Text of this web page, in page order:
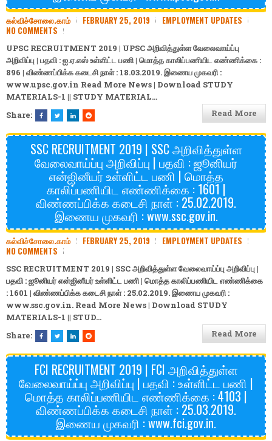
கல்விச்சோலை.காம் FEBRUARY 25, 2019
EMPLOYMENT UPDATES
NO COMMENTS
UPSC RECRUITMENT 2019 | UPSC அறிவித்துள்ள வேலைவாய்ப்பு
அறிவிப்பு | பதவி : ஐ.ஏ.எஸ் உள்ளிட்ட பணி | மொத்த காலிப்பணியிட எண்ணிக்கை :
896 | விண்ணப்பிக்க கடைசி நாள் : 18.03.2019. இணைய முகவரி :
www.upsc.gov.in Read More News | Download STUDY
MATERIALS-1 || STUDY MATERIAL…
Share:
Read More
SSC RECRUITMENT 2019 | SSC அறிவித்துள்ள
வேலைவாய்ப்பு அறிவிப்பு | பதவி : ஜூனியர்
என்ஜினீயர் உள்ளிட்ட பணி | மொத்த
காலிப்பணியிட எண்ணிக்கை : 1601 |
விண்ணப்பிக்க கடைசி நாள் : 25.02.2019.
இணைய முகவரி : www.ssc.gov.in.
கல்விச்சோலை.காம் FEBRUARY 25, 2019
EMPLOYMENT UPDATES
NO COMMENTS
SSC RECRUITMENT 2019 | SSC அறிவித்துள்ள வேலைவாய்ப்பு அறிவிப்பு |
பதவி : ஜூனியர் என்ஜினீயர் உள்ளிட்ட பணி | மொத்த காலிப்பணியிட எண்ணிக்கை
: 1601 | விண்ணப்பிக்க கடைசி நாள் : 25.02.2019. இணைய முகவரி :
www.ssc.gov.in. Read More News | Download STUDY
MATERIALS-1 || STUD…
Share:
Read More
FCI RECRUITMENT 2019 | FCI அறிவித்துள்ள
வேலைவாய்ப்பு அறிவிப்பு | பதவி : உள்ளிட்ட பணி |
மொத்த காலிப்பணியிட எண்ணிக்கை : 4103 |
விண்ணப்பிக்க கடைசி நாள் : 25.03.2019.
இணைய முகவரி : www.fci.gov.in.